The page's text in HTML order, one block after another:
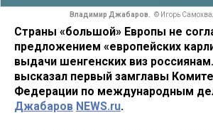
Владимир Джабаров. © Игорь
Страны «большой» Европы не
предложением «европейских
выдачи шенгенских виз
высказал первый замглавы
Федерации по международным
Джабаров NEWS.ru.